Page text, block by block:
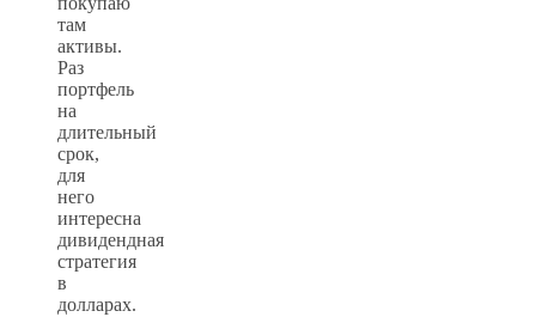
там
активы.
Раз
портфель
на
длительный
срок,
для
него
интересна
дивидендная
стратегия
в
долларах.